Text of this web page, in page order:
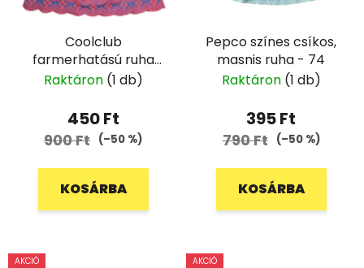
Coolclub
farmerhatású ruha
csipkével - 110
Raktáron (1 db)
450 Ft
900 Ft (–50 %)
KOSÁRBA
Pepco színes csíkos,
masnis ruha - 74
Raktáron (1 db)
395 Ft
790 Ft (–50 %)
KOSÁRBA
AKCIÓ
AKCIÓ